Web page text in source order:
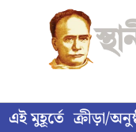
content
এই মুহূর্তে ক্রীড়া/